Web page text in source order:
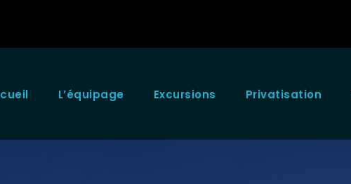
L’équipage Excursions Privatisation